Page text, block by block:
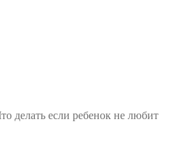
делать если ребенок не любит